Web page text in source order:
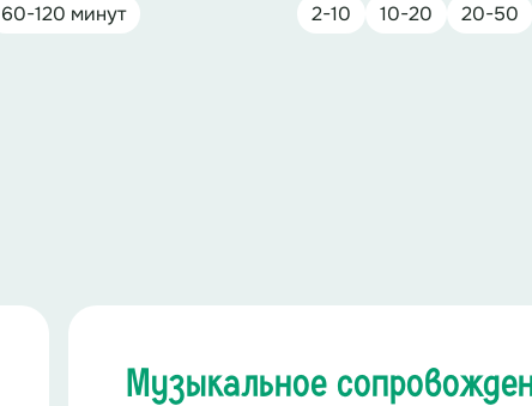
60-120 минут
2-10 10-20 20-50
Музыкальное